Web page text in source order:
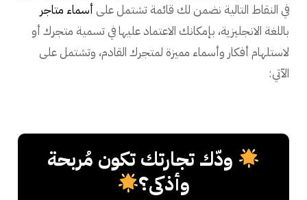
في النقاط التالية نضمن لك قائمة تشتمل على أسماء متاجر
باللغة الانجليزية، بإمكانك الاعتماد عليها في تسمية متجرك أو
لاستلهام أفكار وأسماء مميزة لمتجرك القادم، وتشتمل على
الآتي:
ودّك تجارتك تكون مُربحة
وأذكى؟